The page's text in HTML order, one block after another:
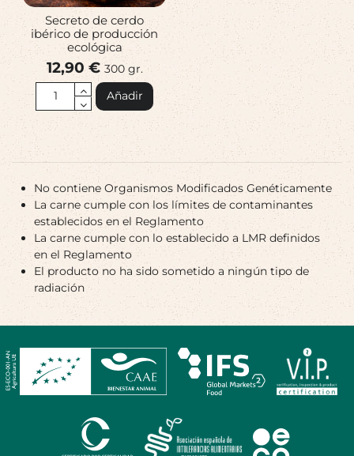
Secreto de cerdo
ibérico de producción
ecológica
12,90 € 300 gr.
Añadir
No contiene Organismos Modificados Genéticamente
La carne cumple con los límites de contaminantes
establecidos en el Reglamento
La carne cumple con lo establecido a LMR definidos
en el Reglamento
El producto no ha sido sometido a ningún tipo de
radiación